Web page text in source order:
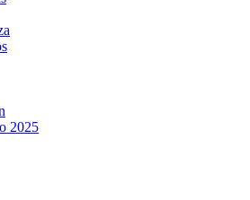
2025